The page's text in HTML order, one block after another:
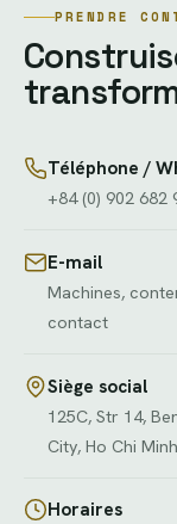
PRENDRE
Téléphone /
+84 (0) 902 682
E-mail
Machines,
contact
Siège social
125C, Str 14,
City, Ho Chi
Horaires